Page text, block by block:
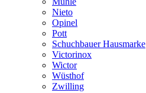
Nieto
Opinel
Pott
Schuchbauer Hausmarke
Victorinox
Wictor
Wüsthof
Zwilling